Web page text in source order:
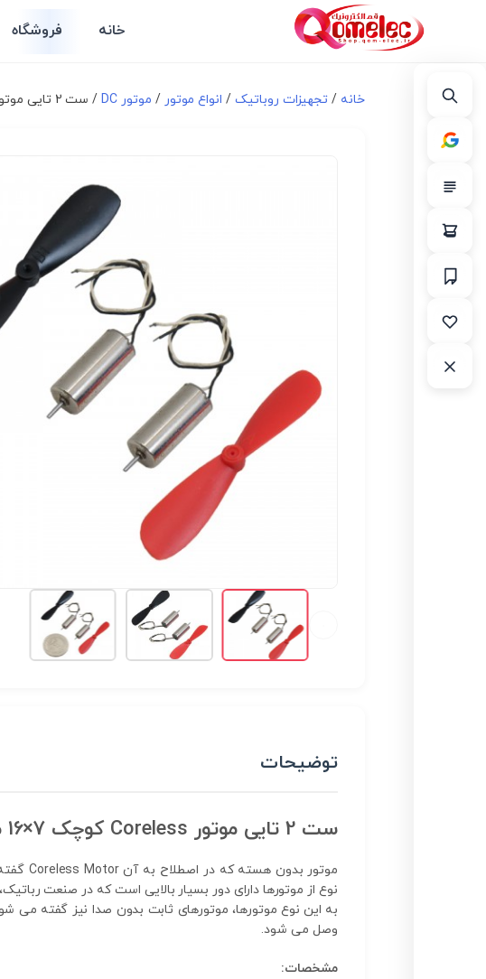
خانه فروشگاه
خانه / تجهیزات روباتیک / انواع موتور / موتور DC / ست 2 تایی موتور Coreless کوچک 7×16 میلی متری ویژه کوادکوپتر
توضیحات
ست 2 تایی موتور Coreless کوچک 7×16 میلی متری ویژه کوادکوپتر
نوع از موتورها دارای دور بسیار بالایی است که در صنعت
وصل می شود.
مشخصات: